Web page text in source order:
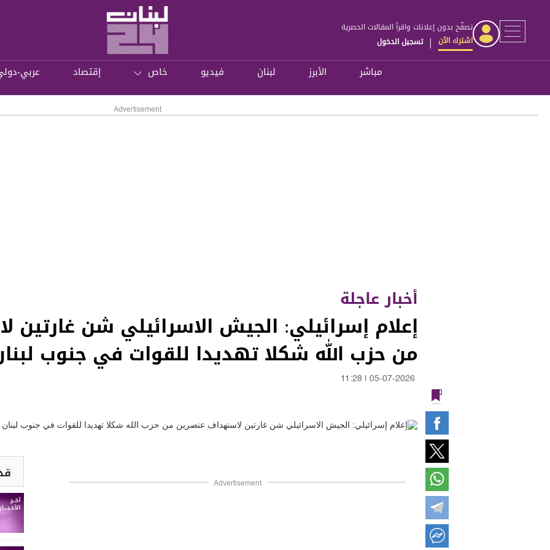
تصفّح بدون إعلانات واقرأ المقالات الحصرية
اشترك الآن | تسجيل الدخول
مباشر الأبرز لبنان فيديو خاص إقتصاد عربي-
Advertisement
أخبار عاجلة
إعلام إسرائيلي: الجيش الاسرائيلي شن
من حزب الله شكلا تهديدا للقوات في جنوب
05-07-2026
11:28
Advertisement